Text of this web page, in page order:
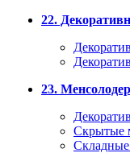
22.
23.
Скрытые
Складные